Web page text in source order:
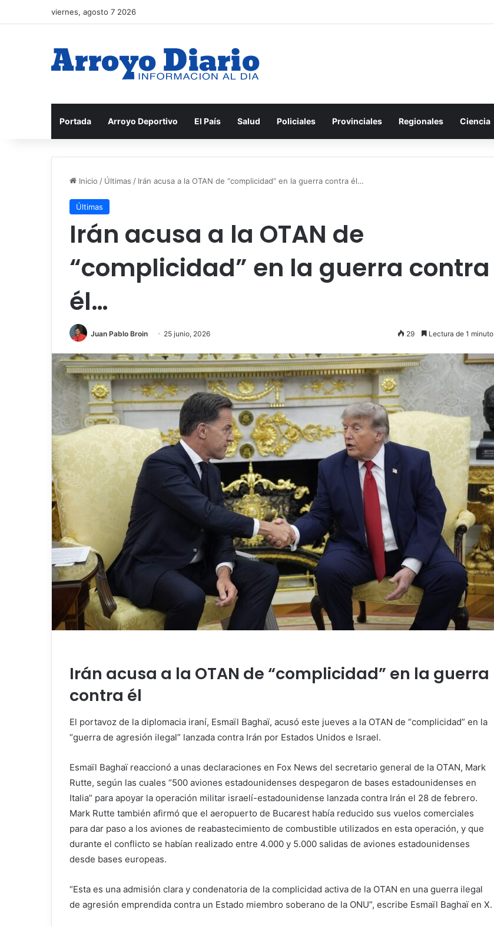
viernes, agosto 7 2026
Portada Arroyo Deportivo El País Salud Policiales Provinciales Regionales Ciencia
Inicio / Últimas / Irán acusa a la OTAN de “complicidad” en la guerra contra él…
Últimas
Irán acusa a la OTAN de
“complicidad” en la guerra contra
él…
Juan Pablo Broin 25 junio, 2026 29 Lectura de 1 minuto
Irán acusa a la OTAN de “complicidad” en la guerra
contra él
El portavoz de la diplomacia iraní, Esmaïl Baghaï, acusó este jueves a la OTAN de “complicidad” en la
“guerra de agresión ilegal” lanzada contra Irán por Estados Unidos e Israel.
Esmaïl Baghaï reaccionó a unas declaraciones en Fox News del secretario general de la OTAN, Mark
Rutte, según las cuales “500 aviones estadounidenses despegaron de bases estadounidenses en
Italia” para apoyar la operación militar israelí-estadounidense lanzada contra Irán el 28 de febrero.
Mark Rutte también afirmó que el aeropuerto de Bucarest había reducido sus vuelos comerciales
para dar paso a los aviones de reabastecimiento de combustible utilizados en esta operación, y que
durante el conflicto se habían realizado entre 4.000 y 5.000 salidas de aviones estadounidenses
desde bases europeas.
“Esta es una admisión clara y condenatoria de la complicidad activa de la OTAN en una guerra ilegal
de agresión emprendida contra un Estado miembro soberano de la ONU”, escribe Esmaïl Baghaï en X.